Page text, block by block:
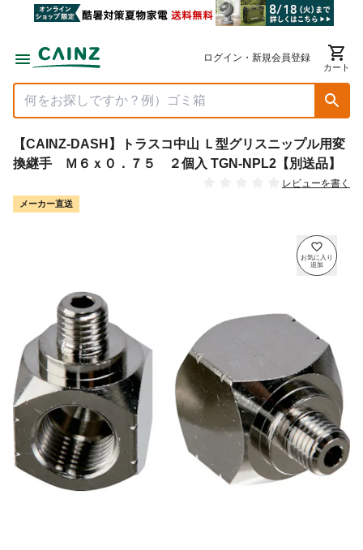
ログイン・新規会員登録
カート
【CAINZ-DASH】トラスコ中山 Ｌ型グリスニップル用変
換継手 Ｍ６ｘ０．７５ ２個入 TGN-NPL2【別送品】
レビューを書く
メーカー直送